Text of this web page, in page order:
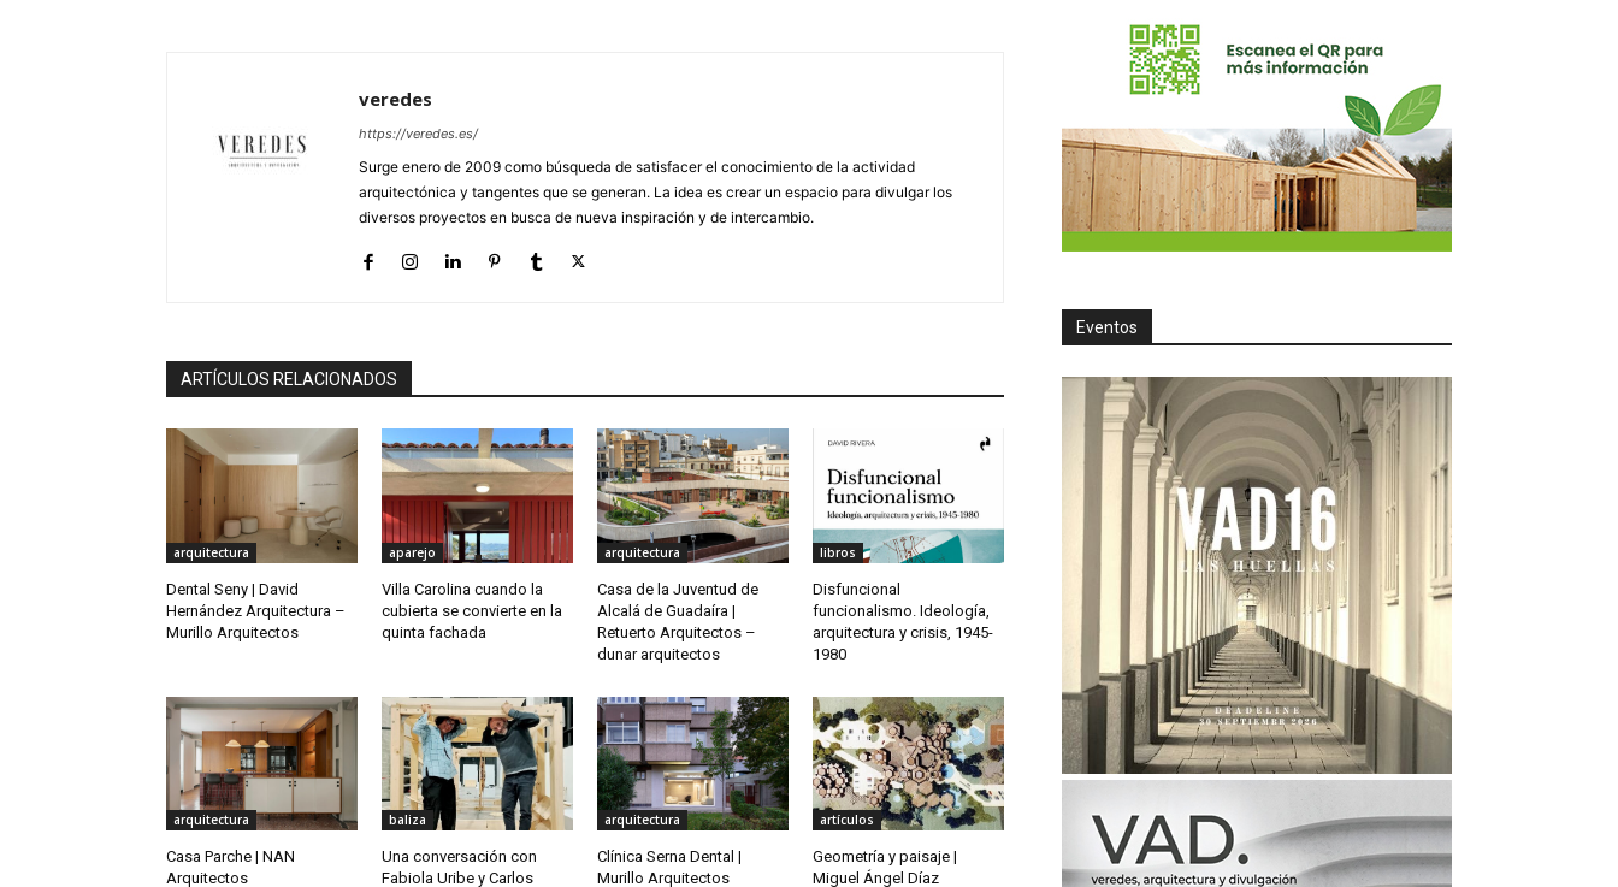
veredes
https://veredes.es/
Surge enero de 2009 como búsqueda de satisfacer el conocimiento de la actividad
arquitectónica y tangentes que se generan. La idea es crear un espacio para divulgar los
diversos proyectos en busca de nueva inspiración y de intercambio.
ARTÍCULOS RELACIONADOS
arquitectura
Dental Seny | David
Hernández Arquitectura –
Murillo Arquitectos
aparejo
Villa Carolina cuando la
cubierta se convierte en la
quinta fachada
arquitectura
Casa de la Juventud de
Alcalá de Guadaíra |
Retuerto Arquitectos –
dunar arquitectos
libros
Disfuncional
funcionalismo. Ideología,
arquitectura y crisis, 1945-
1980
arquitectura
Casa Parche | NAN
Arquitectos
baliza
Una conversación con
Fabiola Uribe y Carlos
arquitectura
Clínica Serna Dental |
Murillo Arquitectos
artículos
Geometría y paisaje |
Miguel Ángel Díaz
Eventos